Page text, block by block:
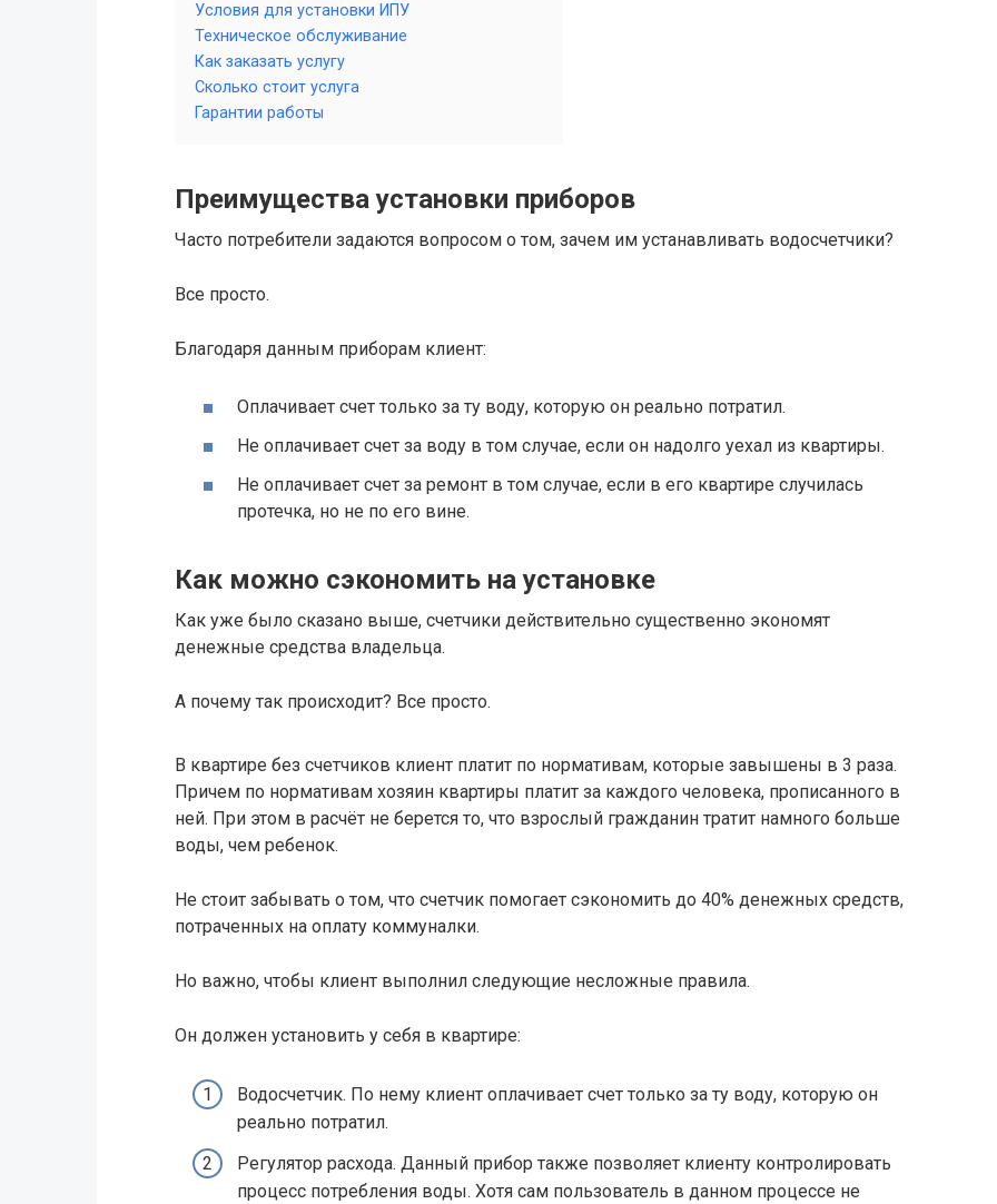
Условия для установки ИПУ
Техническое обслуживание
Как заказать услугу
Сколько стоит услуга
Гарантии работы
Преимущества установки приборов
Часто потребители задаются вопросом о том, зачем им устанавливать водосчетчики?
Все просто.
Благодаря данным приборам клиент:
Оплачивает счет только за ту воду, которую он реально потратил.
Не оплачивает счет за воду в том случае, если он надолго уехал из квартиры.
Не оплачивает счет за ремонт в том случае, если в его квартире случилась
протечка, но не по его вине.
Как можно сэкономить на установке
Как уже было сказано выше, счетчики действительно существенно экономят
денежные средства владельца.
А почему так происходит? Все просто.
В квартире без счетчиков клиент платит по нормативам, которые завышены в 3 раза.
Причем по нормативам хозяин квартиры платит за каждого человека, прописанного в
ней. При этом в расчёт не берется то, что взрослый гражданин тратит намного больше
воды, чем ребенок.
Не стоит забывать о том, что счетчик помогает сэкономить до 40% денежных средств,
потраченных на оплату коммуналки.
Но важно, чтобы клиент выполнил следующие несложные правила.
Он должен установить у себя в квартире:
Водосчетчик. По нему клиент оплачивает счет только за ту воду, которую он
реально потратил.
Регулятор расхода. Данный прибор также позволяет клиенту контролировать
процесс потребления воды. Хотя сам пользователь в данном процессе не